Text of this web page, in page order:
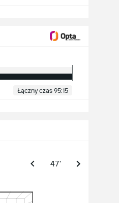
Łączny czas 95:15
47'